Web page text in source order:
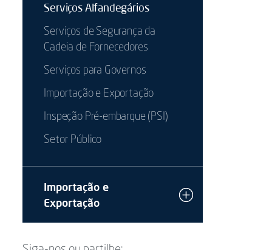
Serviços Alfandegários
Serviços de Segurança da
Cadeia de Fornecedores
Serviços para Governos
Importação e Exportação
Inspeção Pré-embarque (PSI)
Setor Público
Importação e
Exportação